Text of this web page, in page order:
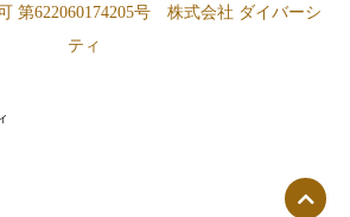
第622060174205号 株式会社 ダイバーシ
ティ